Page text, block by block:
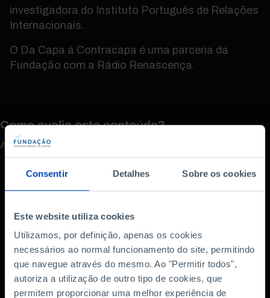
Consentir Detalhes Sobre os cookies
Este website utiliza cookies
Utilizamos, por definição, apenas os cookies
necessários ao normal funcionamento do site, permitindo
que navegue através do mesmo. Ao "Permitir todos",
autoriza a utilização de outro tipo de cookies, que
permitem proporcionar uma melhor experiência de
investigadora do Instituto Português de Relações
Internacionais.
O Da Capa à Contracapa é uma parceria da
Fundação com a Rádio Renascença.
Como avalia este conteúdo?
A sua opinião é importante.
Também lhe pode
interessar